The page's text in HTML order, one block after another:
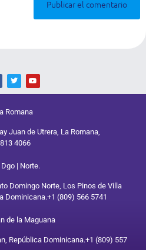
Romana
Juan de Utrera, La Romana,
4066
| Norte.
Domingo Norte, Los Pinos de Villa
Dominicana.+1 (809) 566 5741
de la Maguana
República Dominicana.+1 (809) 557